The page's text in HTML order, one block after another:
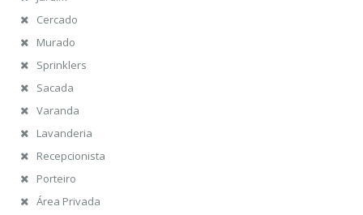
Cercado
Murado
Sprinklers
Sacada
Varanda
Lavanderia
Recepcionista
Porteiro
Área Privada